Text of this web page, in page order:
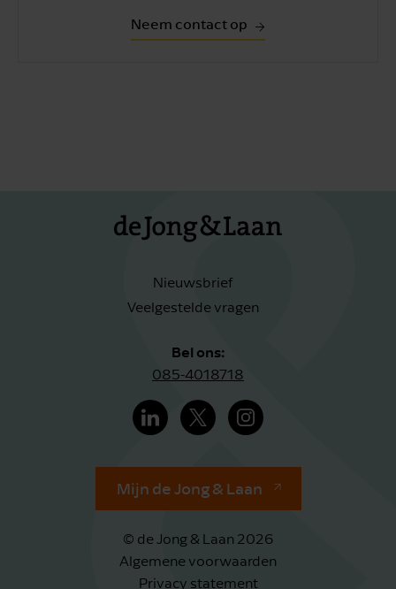
Neem contact op
Nieuwsbrief
Veelgestelde vragen
Bel ons:
085-4018718
Mijn de Jong & Laan
© de Jong & Laan 2026
Algemene voorwaarden
Privacy statement